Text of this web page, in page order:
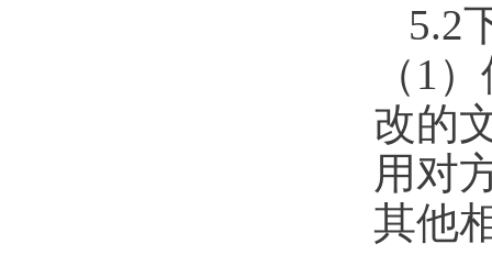
5.2
（ 1
改的
用对
其他